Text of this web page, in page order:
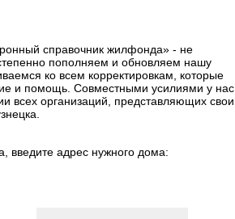
справочник жилфонда» - не
пополняем и обновляем нашу
ко всем корректировкам, которые
и помощь. Совместными усилиями у нас
всех организаций, представляющих свои
введите адрес нужного дома: